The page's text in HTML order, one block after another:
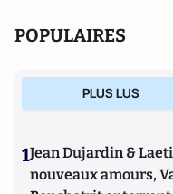
Lattès), La République
POPULAIRES
PLUS LUS
1Jean Dujardin &
nouveaux amours,